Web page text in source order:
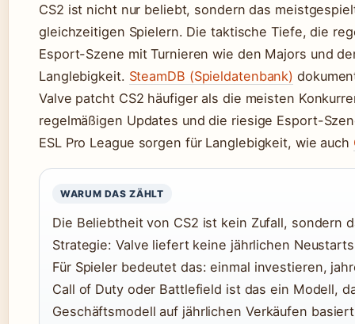
CS2 ist nicht nur beliebt, sondern das
gleichzeitigen Spielern. Die taktische Tiefe, die
Esport-Szene mit Turnieren wie den Majors und
Langlebigkeit. SteamDB (Spieldatenbank)
Valve patcht CS2 häufiger als die meisten
regelmäßigen Updates und die riesige Esport-
ESL Pro League sorgen für Langlebigkeit, wie auch
WARUM DAS ZÄHLT
Die Beliebtheit von CS2 ist kein Zufall, sondern
Strategie: Valve liefert keine jährlichen
Für Spieler bedeutet das: einmal investieren,
Call of Duty oder Battlefield ist das ein Modell,
Geschäftsmodell auf jährlichen Verkäufen